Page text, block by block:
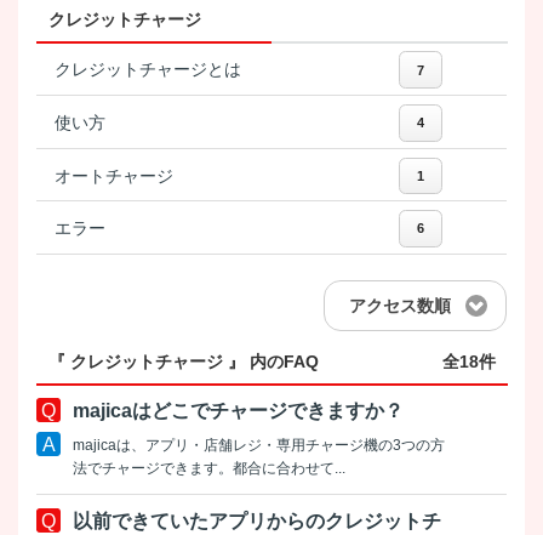
クレジットチャージ
クレジットチャージとは 7
使い方 4
オートチャージ 1
エラー 6
アクセス数順
『 クレジットチャージ 』 内のFAQ 全18件
majicaはどこでチャージできますか？
majicaは、アプリ・店舗レジ・専用チャージ機の3つの方
法でチャージできます。都合に合わせて...
以前できていたアプリからのクレジットチ